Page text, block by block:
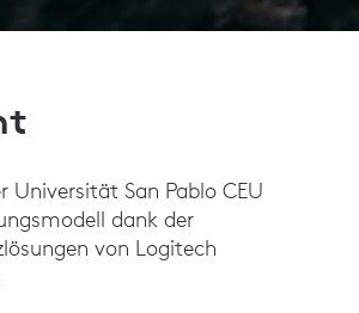
Universität San Pablo CEU
dank der
von Logitech